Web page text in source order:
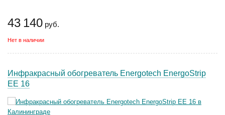
43 140 руб.
Нет в наличии
Инфракрасный обогреватель Energotech EnergoStrip
EE 16